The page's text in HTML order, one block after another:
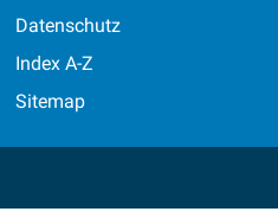
Datenschutz
Index A-Z
Sitemap